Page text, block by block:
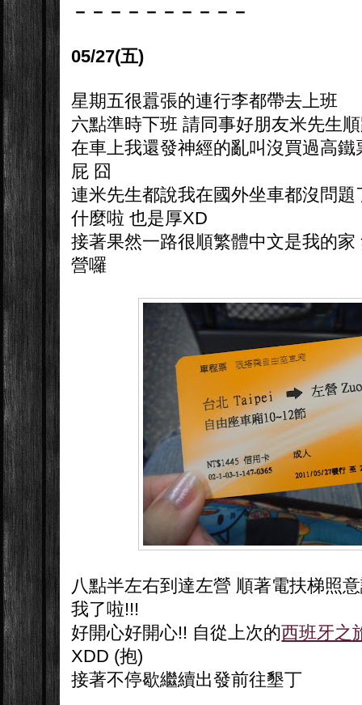
－－－－－－－－－－
05/27(五)
星期五很囂張的連行李都帶去上班
六點準時下班 請同事好朋友米先生
在車上我還發神經的亂叫沒買過高
屁 囧
連米先生都說我在國外坐車都沒問
什麼啦 也是厚XD
接著果然一路很順繁體中文是我的
營囉
八點半左右到達左營 順著電扶梯照
我了啦!!!
好開心好開心!! 自從上次的西班牙之
XDD (抱)
接著不停歇繼續出發前往墾丁